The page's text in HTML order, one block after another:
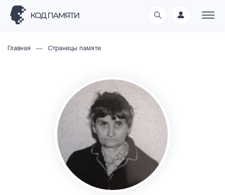
Главная Страницы памяти